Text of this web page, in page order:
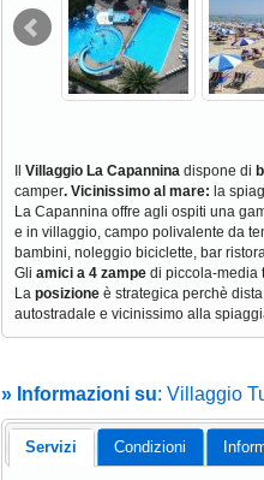
Villaggio La Capanninadispone di
camper. Vicinissimo al mare: la
La Capannina offre agli ospiti una
e in villaggio, campo polivalente da
bambini, noleggio biciclette, bar
Gli amici a 4 zampedi piccola-media
La posizioneè strategica perchè
autostradale e vicinissimo alla
» Informazioni su: Villaggio
Servizi Condizioni